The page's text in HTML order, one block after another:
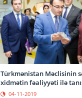
Türkmənistan Məclisinin
xidmətin fəaliyyəti ilə
04-11-2019